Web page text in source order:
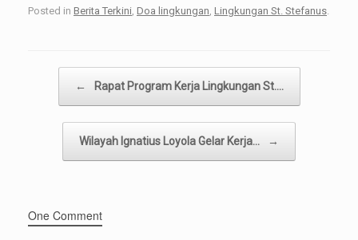
Posted in Berita Terkini Doa lingkungan Lingkungan St. Stefanus
← Rapat Program Kerja Lingkungan St.…
Wilayah Ignatius Loyola Gelar Kerja… →
One Comment